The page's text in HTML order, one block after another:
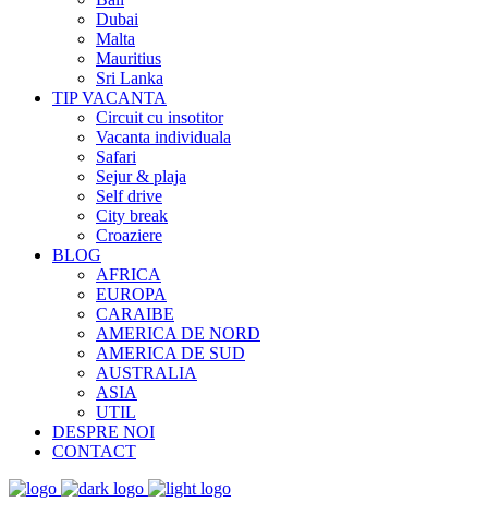
Dubai
Malta
Mauritius
Sri Lanka
TIP VACANTA
Circuit cu insotitor
Vacanta individuala
Safari
Sejur & plaja
Self drive
City break
Croaziere
BLOG
AFRICA
EUROPA
CARAIBE
AMERICA DE NORD
AMERICA DE SUD
AUSTRALIA
ASIA
UTIL
DESPRE NOI
CONTACT